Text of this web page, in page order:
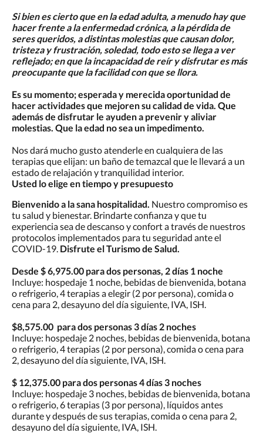
Si bien es cierto que en la edad adulta, a menudo hay que
hacer frente a la enfermedad crónica, a la pérdida de
seres queridos, a distintas molestias que causan dolor,
tristeza y frustración, soledad, todo esto se llega a ver
reflejado; en que la incapacidad de reír y disfrutar es más
preocupante que la facilidad con que se llora.
Es su momento; esperada y merecida oportunidad de
hacer actividades que mejoren su calidad de vida. Que
además de disfrutar le ayuden a prevenir y aliviar
molestias. Que la edad no sea un impedimento.
Nos dará mucho gusto atenderle en cualquiera de las
terapias que elijan: un baño de temazcal que le llevará a un
estado de relajación y tranquilidad interior.
Usted lo elige en tiempo y presupuesto
Bienvenido a la sana hospitalidad. Nuestro compromiso es
tu salud y bienestar. Brindarte confianza y que tu
experiencia sea de descanso y confort a través de nuestros
protocolos implementados para tu seguridad ante el
COVID-19. Disfrute el Turismo de Salud.
Desde $ 6,975.00 para dos personas, 2 días 1 noche
Incluye: hospedaje 1 noche, bebidas de bienvenida, botana
o refrigerio, 4 terapias a elegir (2 por persona), comida o
cena para 2, desayuno del día siguiente, IVA, ISH.
$8,575.00 para dos personas 3 días 2 noches
Incluye: hospedaje 2 noches, bebidas de bienvenida, botana
o refrigerio, 4 terapias (2 por persona), comida o cena para
2, desayuno del día siguiente, IVA, ISH.
$ 12,375.00 para dos personas 4 días 3 noches
Incluye: hospedaje 3 noches, bebidas de bienvenida, botana
o refrigerio, 6 terapias (3 por persona), líquidos antes
durante y después de sus terapias, comida o cena para 2,
desayuno del día siguiente, IVA, ISH.